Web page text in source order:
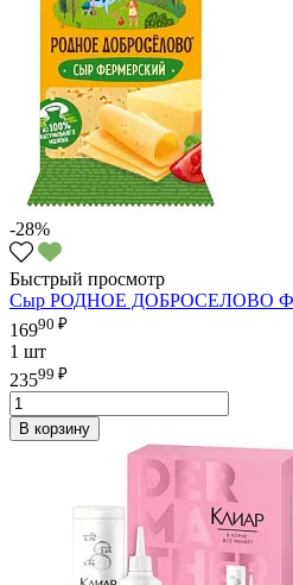
-28%
Быстрый просмотр
Сыр РОДНОЕ ДОБРОСЕЛОВО
16990 ₽
1 шт
23599 ₽
В корзину